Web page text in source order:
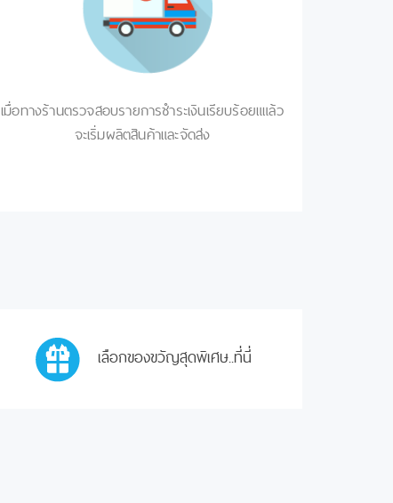
เมื่อทางร้านตรวจสอบรายการชำระเงินเรียบร้อยแแล้ว
จะเริ่มผลิตสินค้าและจัดส่ง
เลือกของขวัญสุดพิเศษ..ที่นี่